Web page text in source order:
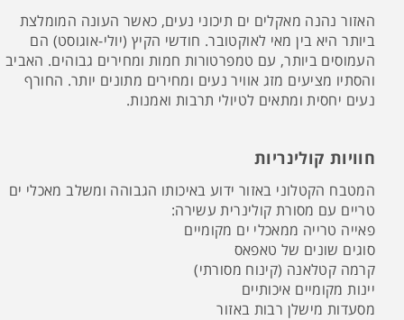
האזור נהנה מאקלים ים תיכוני נעים, כאשר העונה המומלצת
ביותר היא בין מאי לאוקטובר. חודשי הקיץ (יולי-אוגוסט) הם
העמוסים ביותר, עם טמפרטורות חמות ומחירים גבוהים. האביב
והסתיו מציעים מזג אוויר נעים ומחירים מתונים יותר. החורף
נעים יחסית ומתאים לטיולי תרבות ואמנות.
חוויות קולינריות
המטבח הקטלוני באזור ידוע באיכותו הגבוהה ומשלב מאכלי ים
טריים עם מסורת קולינרית עשירה:
פאייה טרייה ממאכלי ים מקומיים
סוגים שונים של טאפאס
קרמה קטלאנה (קינוח מסורתי)
יינות מקומיים איכותיים
מסעדות מישלן רבות באזור